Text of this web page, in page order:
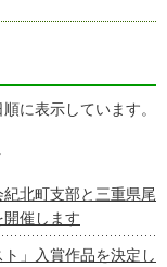
に表示しています。
北町支部と三重県尾
開催します
ト」入賞作品を決定し